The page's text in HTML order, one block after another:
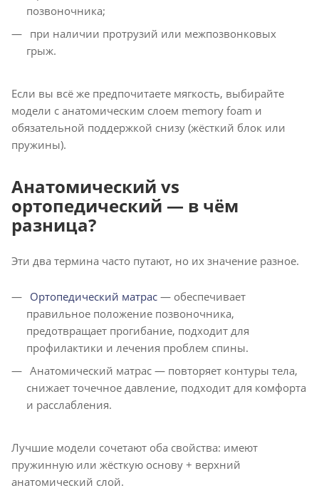
позвоночника;
при наличии протрузий или межпозвонковых
грыж.
Если вы всё же предпочитаете мягкость, выбирайте
модели с анатомическим слоем memory foam и
обязательной поддержкой снизу (жёсткий блок или
пружины).
Анатомический vs
ортопедический — в чём
разница?
Эти два термина часто путают, но их значение разное.
Ортопедический матрас — обеспечивает
правильное положение позвоночника,
предотвращает прогибание, подходит для
профилактики и лечения проблем спины.
Анатомический матрас — повторяет контуры тела,
снижает точечное давление, подходит для комфорта
и расслабления.
Лучшие модели сочетают оба свойства: имеют
пружинную или жёсткую основу + верхний
анатомический слой.